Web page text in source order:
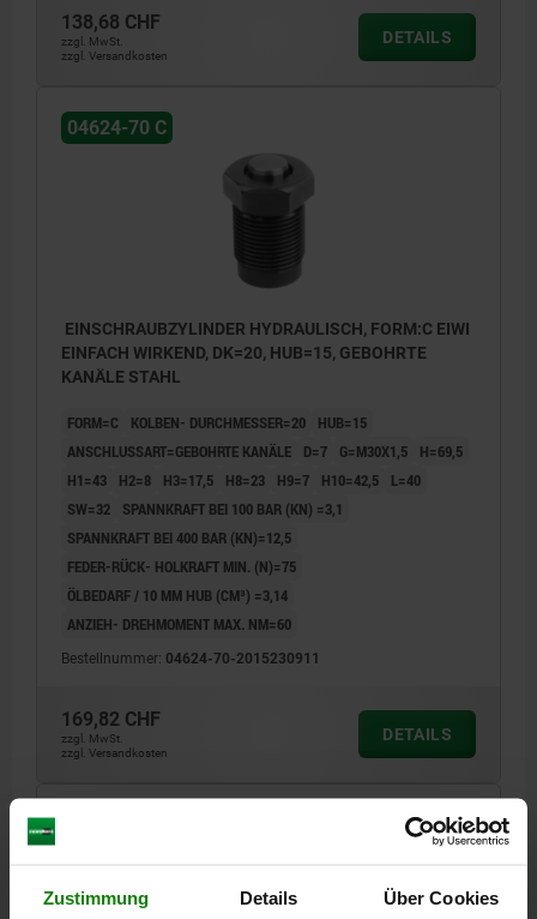
Zustimmung Details Über Cookies
138,68 CHF
zzgl. MwSt.
zzgl. Versandkosten
DETAILS
04624-70 C
EINSCHRAUBZYLINDER HYDRAULISCH, FORM:C EIWI
EINFACH WIRKEND, DK=20, HUB=15, GEBOHRTE
KANÄLE STAHL
FORM=C KOLBEN- DURCHMESSER=20
HUB=15
ANSCHLUSSART=GEBOHRTE KANÄLE
D=7 G=M30X1,5
H=69,5
H1=43
H2=8 H3=17,5 H8=23 H9=7 H10=42,5
L=40
SW=32
SPANNKRAFT BEI 100 BAR (KN) =3,1
SPANNKRAFT BEI 400 BAR (KN)=12,5
FEDER-RÜCK- HOLKRAFT MIN. (N)=75
ÖLBEDARF / 10 MM HUB (CM³) =3,14
ANZIEH- DREHMOMENT MAX. NM=60
Bestellnummer: 04624-70-2015230911
169,82 CHF
zzgl. MwSt.
zzgl. Versandkosten
DETAILS